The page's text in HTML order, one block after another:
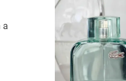
a